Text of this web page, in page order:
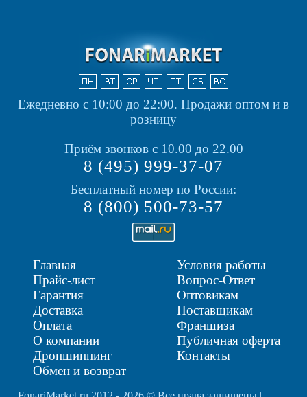
Ежедневно с 10:00 до 22:00. Продажи оптом и в
розницу
Приём звонков с 10.00 до 22.00
8 (495) 999-37-07
Бесплатный номер по России:
8 (800) 500-73-57
Главная
Прайс-лист
Гарантия
Доставка
Оплата
О компании
Дропшиппинг
Обмен и возврат
Условия работы
Вопрос-Ответ
Оптовикам
Поставщикам
Франшиза
Публичная оферта
Контакты